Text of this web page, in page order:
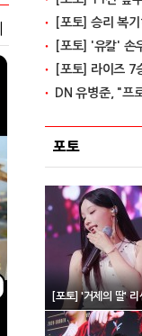
[포토] 승리 복
[포토] '유칼' 손
[포토] 라이즈 7
DN 유병준, "프
포토
[포토] '거제의 딸' 리